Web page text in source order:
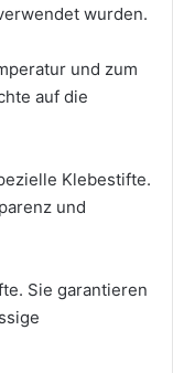
wurden.
und zum
auf die
Klebestifte.
und
Sie garantieren